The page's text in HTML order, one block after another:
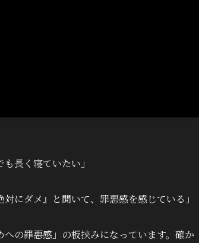
長く寝ていたい」
にダメ』と聞いて、罪悪感を感じている」
の罪悪感」の板挟みになっています。確か